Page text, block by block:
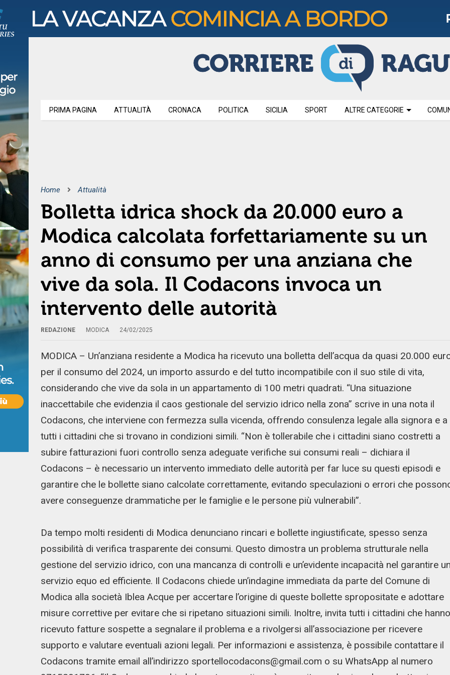
PRIMA PAGINA ATTUALITÀ CRONACA POLITICA SICILIA SPORT ALTRE CATEGORIE
Home Attualità
Bolletta idrica shock da 20.000 euro a
Modica calcolata forfettariamente su un
anno di consumo per una anziana che
vive da sola. Il Codacons invoca un
intervento delle autorità
REDAZIONE MODICA 24/02/2025
MODICA – Un’anziana residente a Modica ha ricevuto una bolletta dell’acqua da quasi 20.000
per il consumo del 2024, un importo assurdo e del tutto incompatibile con il suo stile di vita,
considerando che vive da sola in un appartamento di 100 metri quadrati. “Una situazione
inaccettabile che evidenzia il caos gestionale del servizio idrico nella zona” scrive in una nota il
Codacons, che interviene con fermezza sulla vicenda, offrendo consulenza legale alla signora e a
tutti i cittadini che si trovano in condizioni simili. “Non è tollerabile che i cittadini siano costretti a
subire fatturazioni fuori controllo senza adeguate verifiche sui consumi reali – dichiara il
Codacons – è necessario un intervento immediato delle autorità per far luce su questi episodi e
garantire che le bollette siano calcolate correttamente, evitando speculazioni o errori che
avere conseguenze drammatiche per le famiglie e le persone più vulnerabili”.
Da tempo molti residenti di Modica denunciano rincari e bollette ingiustificate, spesso senza
possibilità di verifica trasparente dei consumi. Questo dimostra un problema strutturale nella
gestione del servizio idrico, con una mancanza di controlli e un’evidente incapacità nel garantire
servizio equo ed efficiente. Il Codacons chiede un’indagine immediata da parte del Comune di
Modica alla società Iblea Acque per accertare l’origine di queste bollette spropositate e adottare
misure correttive per evitare che si ripetano situazioni simili. Inoltre, invita tutti i cittadini che hanno
ricevuto fatture sospette a segnalare il problema e a rivolgersi all’associazione per ricevere
supporto e valutare eventuali azioni legali. Per informazioni e assistenza, è possibile contattare il
Codacons tramite email all’indirizzo sportellocodacons@gmail.com o su WhatsApp al numero